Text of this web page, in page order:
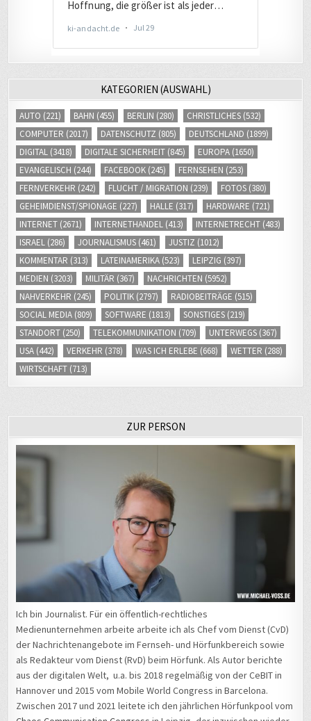
KATEGORIEN (AUSWAHL)
AUTO (221) BAHN (455) BERLIN (280) CHRISTLICHES (532)
COMPUTER (2017) DATENSCHUTZ (805) DEUTSCHLAND (1899)
DIGITAL (3418) DIGITALE SICHERHEIT (845) EUROPA (1650)
EVANGELISCH (244) FACEBOOK (245) FERNSEHEN (253)
FERNVERKEHR (242) FLUCHT / MIGRATION (239) FOTOS (380)
GEHEIMDIENST/SPIONAGE (227) HALLE (317) HARDWARE (721)
INTERNET (2671) INTERNETHANDEL (413) INTERNETRECHT (483)
ISRAEL (286) JOURNALISMUS (461) JUSTIZ (1012)
KOMMENTAR (313) LATEINAMERIKA (523) LEIPZIG (397)
MEDIEN (3203) MILITÄR (367) NACHRICHTEN (5952)
NAHVERKEHR (245) POLITIK (2797) RADIOBEITRÄGE (515)
SOCIAL MEDIA (809) SOFTWARE (1813) SONSTIGES (219)
STANDORT (250) TELEKOMMUNIKATION (709) UNTERWEGS (367)
USA (442) VERKEHR (378) WAS ICH ERLEBE (668) WETTER (288)
WIRTSCHAFT (713)
ZUR PERSON
Ich bin Journalist. Für ein öffentlich-rechtliches
Medienunternehmen arbeite arbeite ich als Chef vom Dienst (CvD)
der Nachrichtenangebote im Fernseh- und Hörfunkbereich sowie
als Redakteur vom Dienst (RvD) beim Hörfunk. Als Autor berichte
aus der digitalen Welt, u.a. bis 2018 regelmäßig von der CeBIT in
Hannover und 2015 vom Mobile World Congress in Barcelona.
Zwischen 2017 und 2021 leitete ich den jährlichen Hörfunkpool vom